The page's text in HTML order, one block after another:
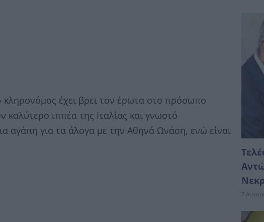
έχει βρει τον έρωτα στο πρόσωπο
καλύτερο ιππέα της Ιταλίας και γνωστό
αγάπη για τα άλογα με την Αθηνά Ωνάση, ενώ είναι
7